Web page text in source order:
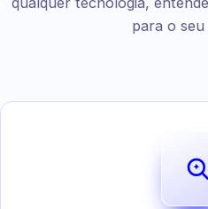
para o seu